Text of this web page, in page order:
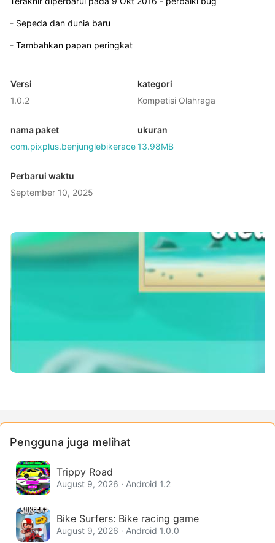
- Sepeda dan dunia baru
- Tambahkan papan peringkat
Versi
1.0.2
kategori
Kompetisi Olahraga
nama paket
com.pixplus.benjunglebikerace
ukuran
13.98MB
Perbarui waktu
September 10, 2025
Pengguna juga melihat
Trippy Road
August 9, 2026 · Android 1.2
Bike Surfers: Bike racing game
August 9, 2026 · Android 1.0.0